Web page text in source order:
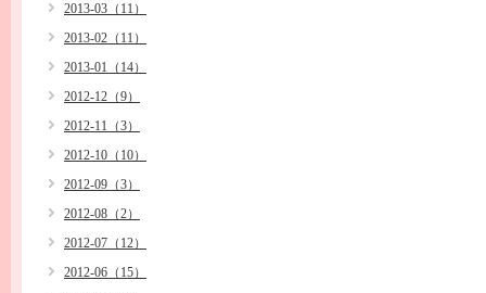
2013-03（11）
2013-02（11）
2013-01（14）
2012-12（9）
2012-11（3）
2012-10（10）
2012-09（3）
2012-08（2）
2012-07（12）
2012-06（15）